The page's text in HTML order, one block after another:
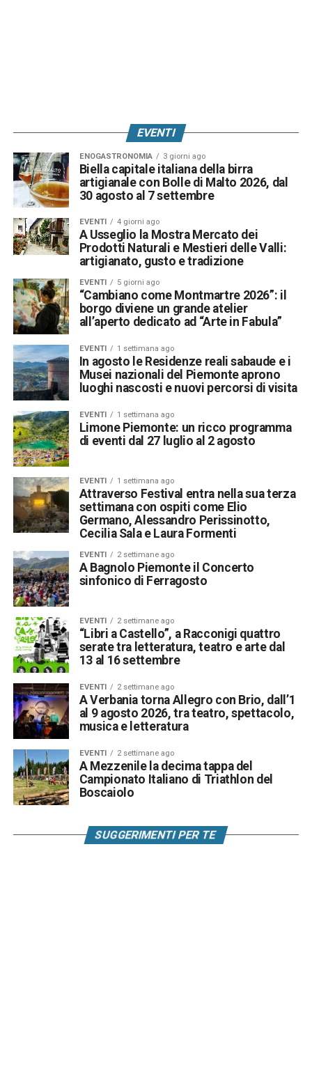
EVENTI
ENOGASTRONOMIA 3 giorni ago
Biella capitale italiana della birra
artigianale con Bolle di Malto 2026, dal
30 agosto al 7 settembre
EVENTI 4 giorni ago
A Usseglio la Mostra Mercato dei
Prodotti Naturali e Mestieri delle Valli:
artigianato, gusto e tradizione
EVENTI 5 giorni ago
“Cambiano come Montmartre 2026”: il
borgo diviene un grande atelier
all’aperto dedicato ad “Arte in Fabula”
EVENTI 1 settimana ago
In agosto le Residenze reali sabaude e i
Musei nazionali del Piemonte aprono
luoghi nascosti e nuovi percorsi di visita
EVENTI 1 settimana ago
Limone Piemonte: un ricco programma
di eventi dal 27 luglio al 2 agosto
EVENTI 1 settimana ago
Attraverso Festival entra nella sua terza
settimana con ospiti come Elio
Germano, Alessandro Perissinotto,
Cecilia Sala e Laura Formenti
EVENTI 2 settimane ago
A Bagnolo Piemonte il Concerto
sinfonico di Ferragosto
EVENTI 2 settimane ago
“Libri a Castello”, a Racconigi quattro
serate tra letteratura, teatro e arte dal
13 al 16 settembre
EVENTI 2 settimane ago
A Verbania torna Allegro con Brio, dall’1
al 9 agosto 2026, tra teatro, spettacolo,
musica e letteratura
EVENTI 2 settimane ago
A Mezzenile la decima tappa del
Campionato Italiano di Triathlon del
Boscaiolo
SUGGERIMENTI PER TE